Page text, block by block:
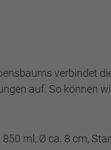
verbindet
auf. So können
ml, Ø ca. 8 cm,